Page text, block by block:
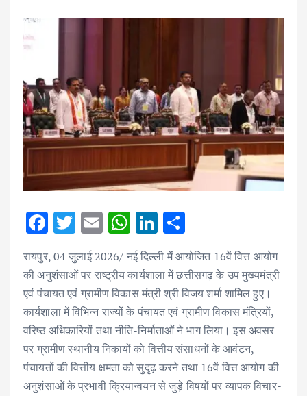
F
e
b
o
o
k
T
w
it
te
r
E
ai
l
W
h
at
s
A
p
p
Li
n
k
e
dI
n
h
ar
e
रायपुर, 04 जुलाई 2026/ नई दिल्ली में आयोजित 16वें वित्त आयोग
की अनुशंसाओं पर राष्ट्रीय कार्यशाला में छत्तीसगढ़ के उप मुख्यमंत्री
एवं पंचायत एवं ग्रामीण विकास मंत्री श्री विजय शर्मा शामिल हुए।
कार्यशाला में विभिन्न राज्यों के पंचायत एवं ग्रामीण विकास मंत्रियों,
वरिष्ठ अधिकारियों तथा नीति-निर्माताओं ने भाग लिया। इस अवसर
पर ग्रामीण स्थानीय निकायों को वित्तीय संसाधनों के आवंटन,
पंचायतों की वित्तीय क्षमता को सुदृढ़ करने तथा 16वें वित्त आयोग की
अनुशंसाओं के प्रभावी क्रियान्वयन से जुड़े विषयों पर व्यापक विचार-